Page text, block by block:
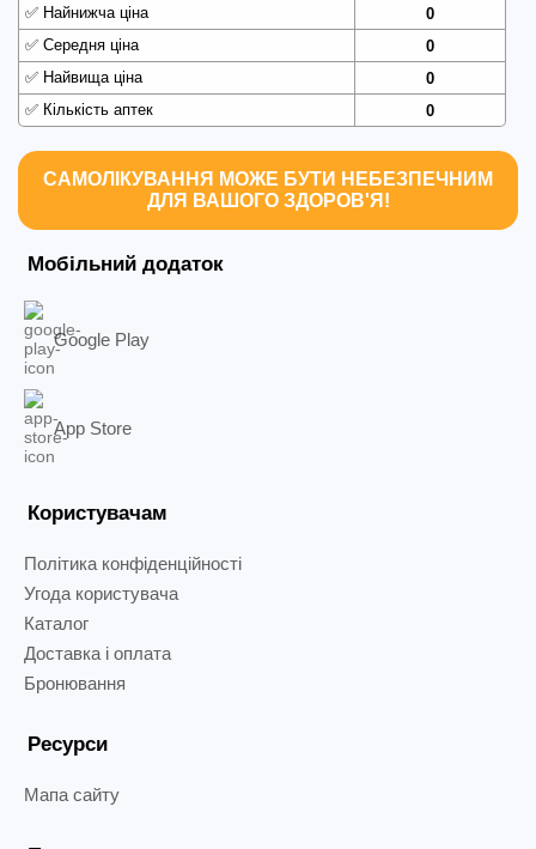
✅ Найнижча ціна
0
✅ Середня ціна
0
✅ Найвища ціна
0
✅ Кількість аптек 0
САМОЛІКУВАННЯ МОЖЕ БУТИ НЕБЕЗПЕЧНИМ
ДЛЯ ВАШОГО ЗДОРОВ'Я!
Мобільний додаток
Google Play
App Store
Користувачам
Політика конфіденційності
Угода користувача
Каталог
Доставка і оплата
Бронювання
Ресурси
Мапа сайту